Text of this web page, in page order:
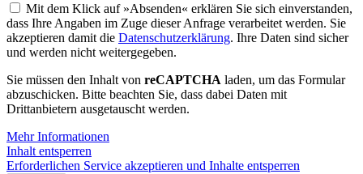
Mit dem Klick auf »Absenden« erklären Sie sich einverstanden,
dass Ihre Angaben im Zuge dieser Anfrage verarbeitet werden. Sie
akzeptieren damit die Datenschutzerklärung. Ihre Daten sind sicher
und werden nicht weitergegeben.
Sie müssen den Inhalt von reCAPTCHA laden, um das Formular
abzuschicken. Bitte beachten Sie, dass dabei Daten mit
Drittanbietern ausgetauscht werden.
Mehr Informationen
Inhalt entsperren
Erforderlichen Service akzeptieren und Inhalte entsperren